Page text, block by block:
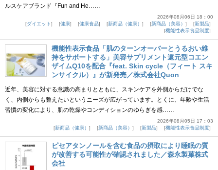
ルスケアブランド『Fun and He……
2026年08月06日 18：00
ダイエット
健康 健康食品 新商品（健康） 新商品（美容）
新製品
機能性表示食品制度
機能性表示食品「肌のターンオーバーとうるおい維
持をサポートする」美容サプリメント還元型コエン
ザイムQ10を配合『feat. Skin cycle（フィート スキ
ンサイクル）』が新発売／株式会社Quon
近年、美容に対する意識の高まりとともに、スキンケアを外側からだけでな
く、内側からも整えたいというニーズが広がっています。とくに、年齢や生活
習慣の変化により、肌の乾燥やコンディションのゆらぎを感……
2026年08月05日 17：03
新商品（健康）
新商品（美容） 新製品 機能性表示食品制度
ピセアタンノールを含む食品の摂取により睡眠の質
が改善する可能性が確認されました／森永製菓株式
会社